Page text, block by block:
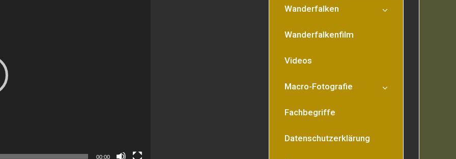
00:00
Wanderfalken
Wanderfalkenfilm
Videos
Macro-Fotografie
Fachbegriffe
Datenschutzerklärung